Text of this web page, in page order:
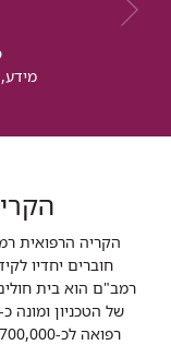
הקריה הרפואית
חוברים יחדיו
רמב"ם הוא בית